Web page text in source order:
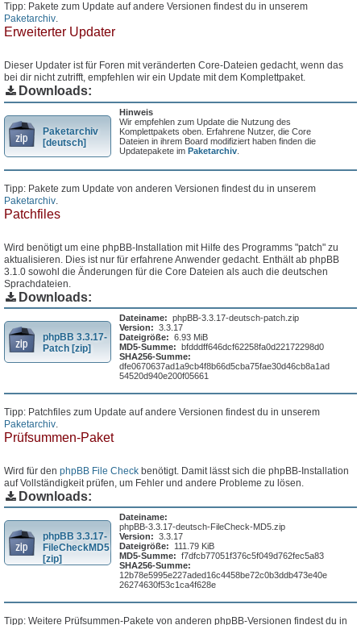
Tipp: Pakete zum Update auf andere Versionen findest du in unserem
Paketarchiv.
Erweiterter Updater
Dieser Updater ist für Foren mit veränderten Core-Dateien gedacht, wenn das
bei dir nicht zutrifft, empfehlen wir ein Update mit dem Komplettpaket.
Downloads:
Paketarchiv
[deutsch]
Hinweis
Wir empfehlen zum Update die Nutzung des
Komplettpakets oben. Erfahrene Nutzer, die Core
Dateien in ihrem Board modifiziert haben finden die
Updatepakete imPaketarchiv
Tipp: Pakete zum Update von anderen Versionen findest du in unserem
Paketarchiv
Patchfiles
Wird benötigt um eine phpBB-Installation mit Hilfe des Programms "patch" zu
aktualisieren. Dies ist nur für erfahrene Anwender gedacht. Enthält ab phpBB
3.1.0 sowohl die Änderungen für die Core Dateien als auch die deutschen
Sprachdateien.
Downloads:
phpBB 3.3.17-
Patch [zip]
Dateiname: phpBB-3.3.17-deutsch-patch.zip
Version: 3.3.17
Dateigröße: 6.93 MiB
MD5-Summe: bfdddff646dcf62258fa0d22172298d0
SHA256-Summe:
dfe0670637ad1a9cb4f8b66d5cba75fae30d46cb8a1ad
54520d940e200f05661
Tipp: Patchfiles zum Update auf andere Versionen findest du in unserem
Paketarchiv
Prüfsummen-Paket
Wird für den phpBB File Check benötigt. Damit lässt sich die phpBB-Installation
auf Vollständigkeit prüfen, um Fehler und andere Probleme zu lösen.
Downloads:
phpBB 3.3.17-
FileCheckMD5
[zip]
Dateiname:
phpBB-3.3.17-deutsch-FileCheck-MD5.zip
Version: 3.3.17
Dateigröße:
111.79 KiB
MD5-Summe: f7dfcb77051f376c5f049d762fec5a83
SHA256-Summe:
12b78e5995e227aded16c4458be72c0b3ddb473e40e
26274630f53c1ca4f628e
Tipp: Weitere Prüfsummen-Pakete von anderen phpBB-Versionen findest du in